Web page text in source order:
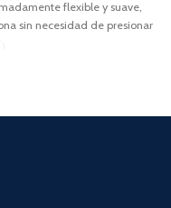
flexible y suave,
sin necesidad de presionar
contra la superficie.
en colores surtidos (celeste,